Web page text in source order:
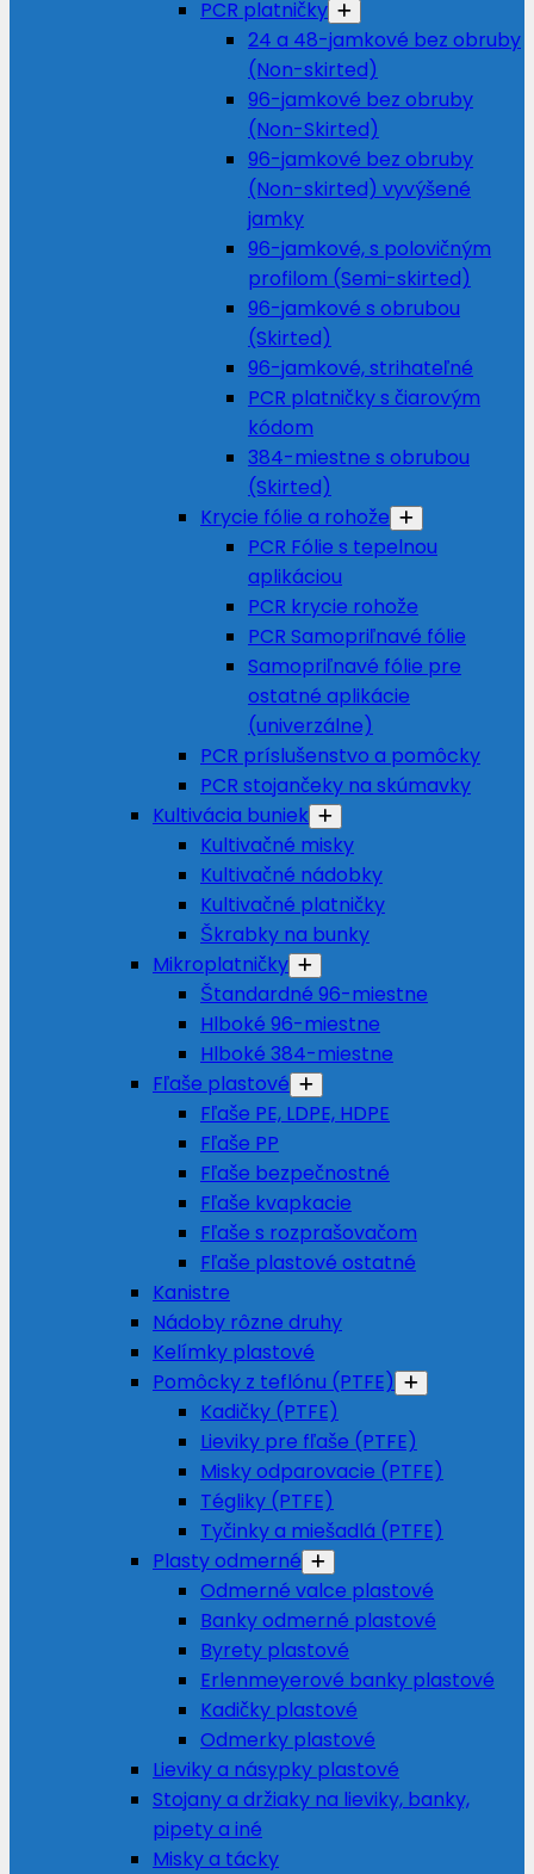
PCR platničky
24 a 48-jamkové bez obruby
(Non-skirted)
96-jamkové bez obruby
(Non-Skirted)
96-jamkové bez obruby
(Non-skirted) vyvýšené
jamky
96-jamkové, s polovičným
profilom (Semi-skirted)
96-jamkové s obrubou
(Skirted)
96-jamkové, strihateľné
PCR platničky s čiarovým
kódom
384-miestne s obrubou
(Skirted)
Krycie fólie a rohože
PCR Fólie s tepelnou
aplikáciou
PCR krycie rohože
PCR Samopriľnavé fólie
Samopriľnavé fólie pre
ostatné aplikácie
(univerzálne)
PCR príslušenstvo a pomôcky
PCR stojančeky na skúmavky
Kultivácia buniek
Kultivačné misky
Kultivačné nádobky
Kultivačné platničky
Škrabky na bunky
Mikroplatničky
Štandardné 96-miestne
Hlboké 96-miestne
Hlboké 384-miestne
Fľaše plastové
Fľaše PE, LDPE, HDPE
Fľaše PP
Fľaše bezpečnostné
Fľaše kvapkacie
Fľaše s rozprašovačom
Fľaše plastové ostatné
Kanistre
Nádoby rôzne druhy
Kelímky plastové
Pomôcky z teflónu (PTFE)
Kadičky (PTFE)
Lieviky pre fľaše (PTFE)
Misky odparovacie (PTFE)
Tégliky (PTFE)
Tyčinky a miešadlá (PTFE)
Plasty odmerné
Odmerné valce plastové
Banky odmerné plastové
Byrety plastové
Erlenmeyerové banky plastové
Kadičky plastové
Odmerky plastové
Lieviky a násypky plastové
Stojany a držiaky na lieviky, banky,
pipety a iné
Misky a tácky